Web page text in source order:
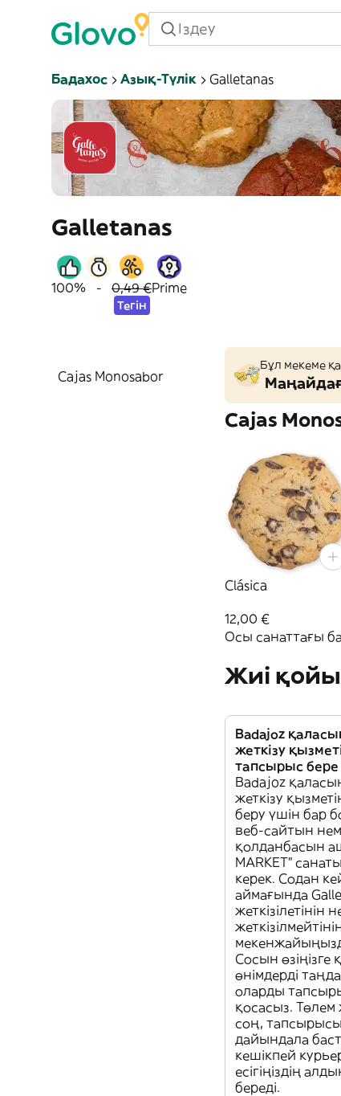
Бадахос Азық-Түлік Galletanas
Galletanas
100% - 0,49 €
Тегін
Prime
Cajas Monosabor
Бұл мекеме
Cajas
Clásica
12,00 €
Осы санаттағы
Жиі
Badajoz
жеткізу
тапсырыс
Badajoz
жеткізу
беру үшін бар
веб-сайтын
қолданбасын
MARKET"
керек. Содан
аймағында
жеткізілетінін
Сосын өзіңізге
өнімдерді
оларды
қосасыз. Төлем
соң,
дайындала
кешікпей
есігіңіздің
береді.